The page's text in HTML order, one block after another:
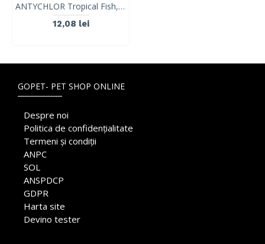
ANTYCHLOR Tropical Fish, 50ml
12,08 lei
GOPET- PET SHOP ONLINE
Despre noi
Politica de confidențialitate
Termeni și condiții
ANPC
SOL
ANSPDCP
GDPR
Harta site
Devino tester